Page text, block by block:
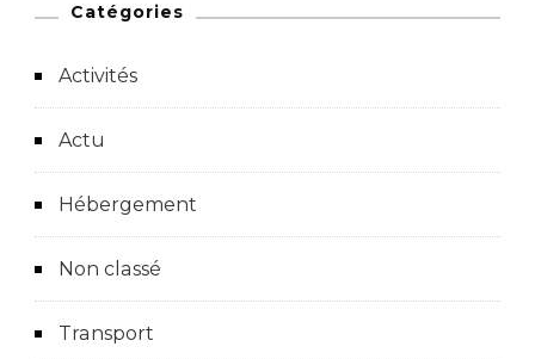
Catégories
Activités
Actu
Hébergement
Non classé
Transport